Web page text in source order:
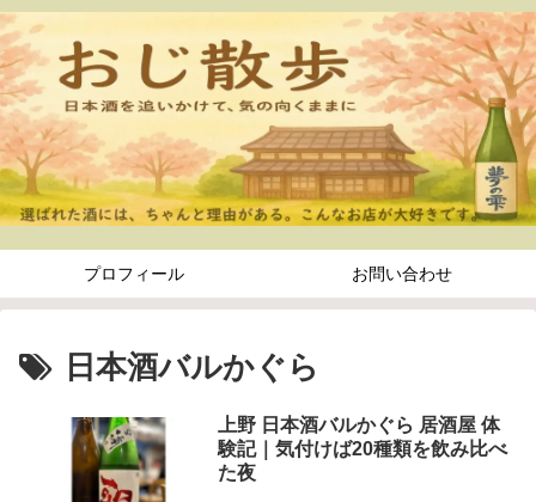
プロフィール お問い合わせ
日本酒バルかぐら
上野 日本酒バルかぐら 居酒屋 体
験記｜気付けば20種類を飲み比べ
た夜